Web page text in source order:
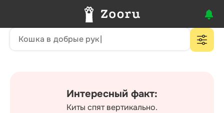
Интересный факт:
Киты спят вертикально.